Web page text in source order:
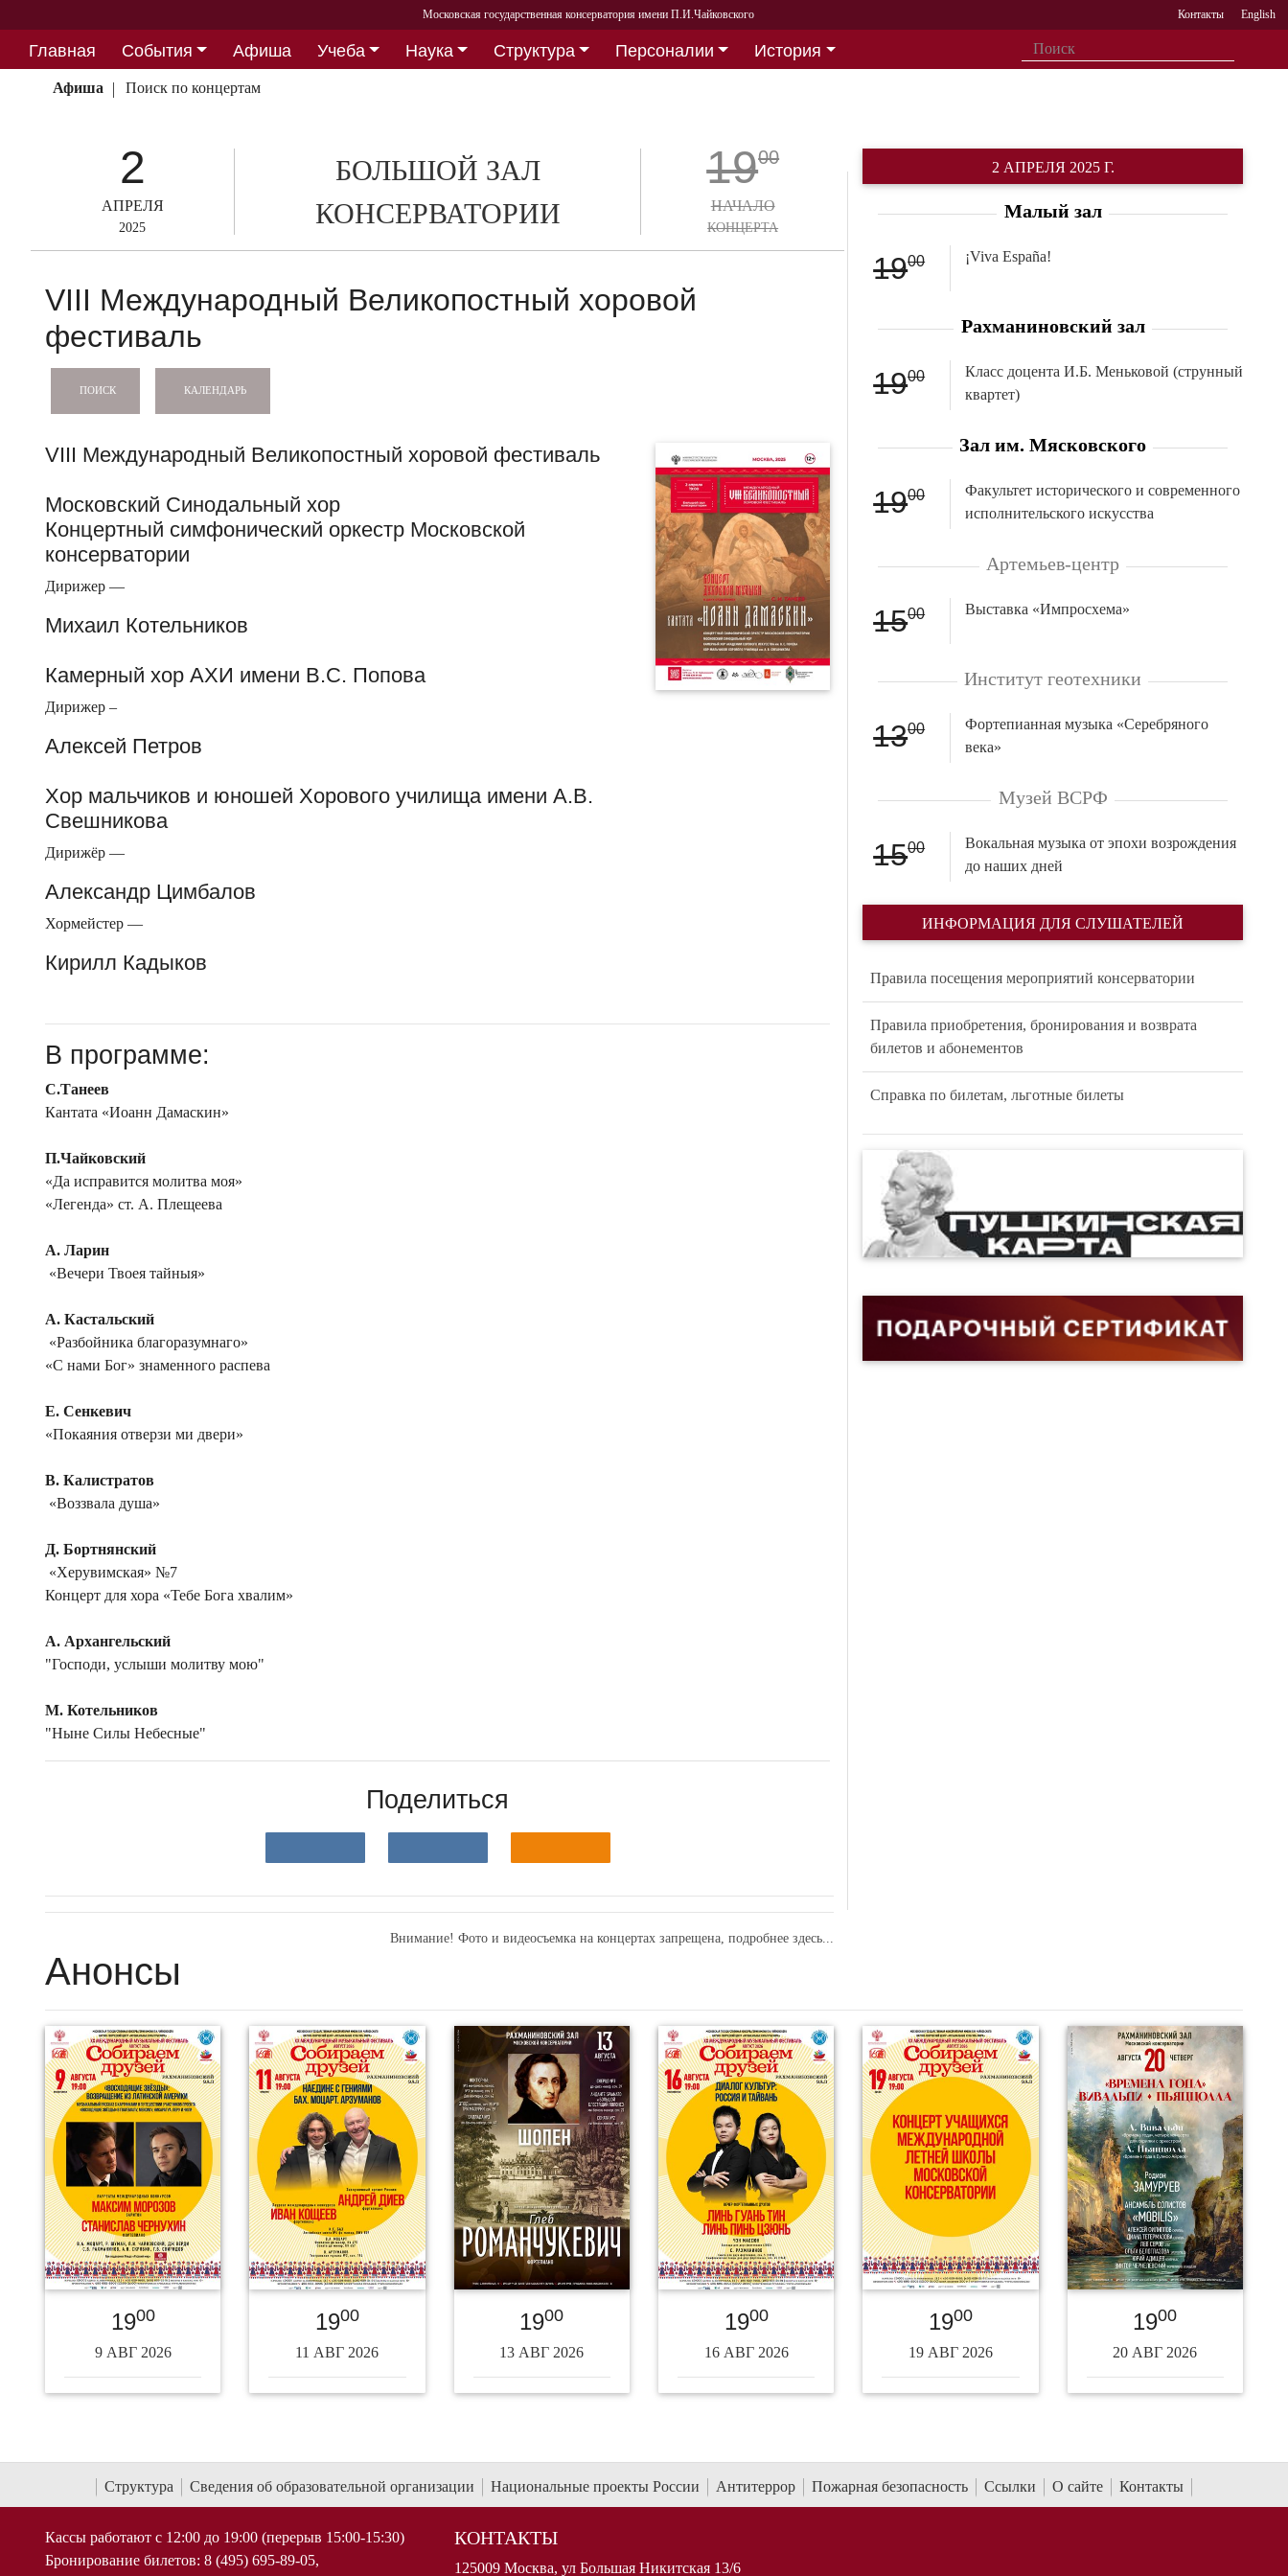
Московская государственная консерватория имени П.И.Чайковского Контакты English
Главная События Афиша Учеба Наука Структура Персоналии
История
Партнерство
Афиша Поиск по концертам
2
АПРЕЛЯ
2025
БОЛЬШОЙ ЗАЛ
КОНСЕРВАТОРИИ
1900
НАЧАЛО
КОНЦЕРТА
VIII Международный Великопостный хоровой
фестиваль
ПОИСК КАЛЕНДАРЬ
VIII Международный Великопостный хоровой фестиваль
Московский Синодальный хор
Концертный симфонический оркестр Московской
консерватории
Дирижер —
Михаил Котельников
Камерный хор АХИ имени В.С. Попова
Дирижер –
Алексей Петров
Хор мальчиков и юношей Хорового училища имени А.В.
Свешникова
Дирижёр —
Александр Цимбалов
Хормейстер —
Кирилл Кадыков
В программе:
С.Танеев
Кантата «Иоанн Дамаскин»
П.Чайковский
«Да исправится молитва моя»
«Легенда» ст. А. Плещеева
А. Ларин
«Вечери Твоея тайныя»
А. Кастальский
«Разбойника благоразумнаго»
«С нами Бог» знаменного распева
Е. Сенкевич
«Покаяния отверзи ми двери»
В. Калистратов
«Воззвала душа»
Д. Бортнянский
«Херувимская» №7
Концерт для хора «Тебе Бога хвалим»
А. Архангельский
"Господи, услыши молитву мою"
М. Котельников
"Ныне Силы Небесные"
Поделиться
Внимание! Фото и видеосъемка на концертах запрещена,подробнее здесь...
2 АПРЕЛЯ 2025 Г.
Малый зал
1900 ¡Viva España!
Рахманиновский зал
1900
Класс доцента И.Б. Меньковой (струнный
квартет)
Зал им. Мясковского
1900
Факультет исторического и современного
исполнительского искусства
Артемьев-центр
1500 Выставка «Импросхема»
Институт геотехники
1300
Фортепианная музыка «Серебряного
века»
Музей ВСРФ
1500
Вокальная музыка от эпохи возрождения
до наших дней
ИНФОРМАЦИЯ ДЛЯ СЛУШАТЕЛЕЙ
Правила посещения мероприятий консерватории
Правила приобретения, бронирования и возврата
билетов и абонементов
Справка по билетам, льготные билеты
Анонсы
1900
9 АВГ 2026
1900
11 АВГ 2026
1900
13 АВГ 2026
1900
16 АВГ 2026
1900
19 АВГ 2026
1900
20 АВГ 2026
Структура Сведения об образовательной организации Национальные проекты России Антитеррор Пожарная безопасность Ссылки О сайте Контакты
Кассы работают с 12:00 до 19:00 (перерыв 15:00-15:30)
Бронирование билетов: 8 (495) 695-89-05,
КОНТАКТЫ
125009 Москва, ул Большая Никитская 13/6